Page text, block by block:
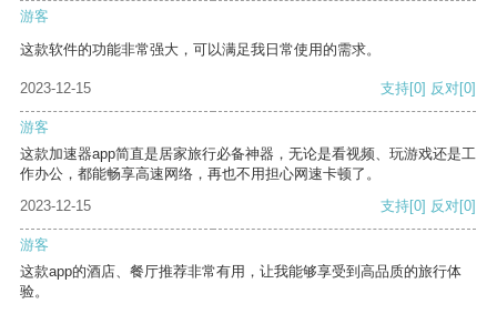
游客
这款软件的功能非常强大，可以满足我日常使用的需求。
2023-12-15 支持[0] 反对[0]
游客
这款加速器app简直是居家旅行必备神器，无论是看视频、玩游戏还是工
作办公，都能畅享高速网络，再也不用担心网速卡顿了。
2023-12-15
支持[0] 反对[0]
游客
这款app的酒店、餐厅推荐非常有用，让我能够享受到高品质的旅行体
验。